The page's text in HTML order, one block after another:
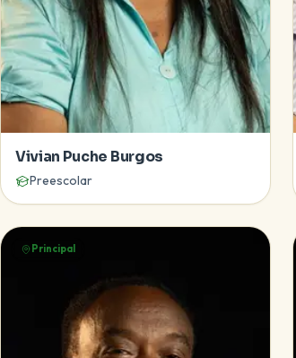
Vivian Puche Burgos
Preescolar
Principal